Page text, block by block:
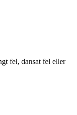
fel, dansat fel eller